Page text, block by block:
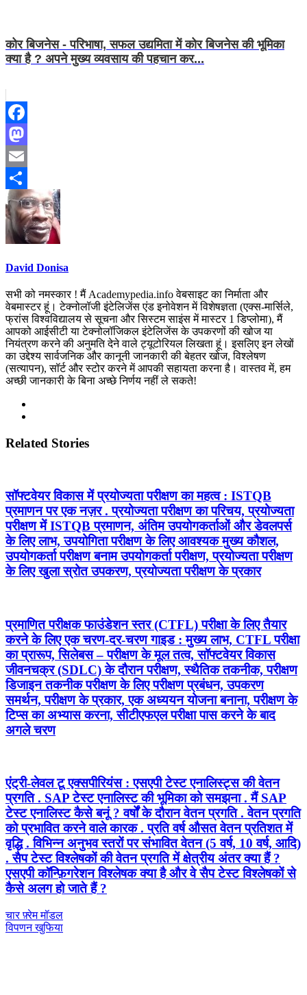
कोर बिजनेस - परिभाषा, सफल उद्यमिता में कोर बिजनेस की भूमिका
क्या है ? अपने मुख्य व्यवसाय की पहचान कर...
Facebook
Mastodon
Email
Share
David Donisa
सभी को नमस्कार ! मैं Academypedia.info वेबसाइट का निर्माता और
वेबमास्टर हूं। टेक्नोलॉजी इंटेलिजेंस एंड इनोवेशन में विशेषज्ञता (एक्स-मार्सिले,
फ्रांस विश्वविद्यालय से सूचना और सिस्टम साइंस में मास्टर 1 डिप्लोमा), मैं
आपको आईसीटी या टेक्नोलॉजिकल इंटेलिजेंस के उपकरणों की खोज या
नियंत्रण करने की अनुमति देने वाले ट्यूटोरियल लिखता हूं। इसलिए इन लेखों
का उद्देश्य सार्वजनिक और कानूनी जानकारी की बेहतर खोज, विश्लेषण
(सत्यापन), सॉर्ट और स्टोर करने में आपकी सहायता करना है। वास्तव में, हम
अच्छी जानकारी के बिना अच्छे निर्णय नहीं ले सकते!
Related Stories
सॉफ्टवेयर विकास में प्रयोज्यता परीक्षण का महत्व : ISTQB
प्रमाणन पर एक नज़र . प्रयोज्यता परीक्षण का परिचय, प्रयोज्यता
परीक्षण में ISTQB प्रमाणन, अंतिम उपयोगकर्ताओं और डेवलपर्स
के लिए लाभ, उपयोगिता परीक्षण के लिए आवश्यक मुख्य कौशल,
उपयोगकर्ता परीक्षण बनाम उपयोगकर्ता परीक्षण, प्रयोज्यता परीक्षण
के लिए खुला स्रोत उपकरण, प्रयोज्यता परीक्षण के प्रकार
प्रमाणित परीक्षक फाउंडेशन स्तर (CTFL) परीक्षा के लिए तैयार
करने के लिए एक चरण-दर-चरण गाइड : मुख्य लाभ, CTFL परीक्षा
का प्रारूप, सिलेबस – परीक्षण के मूल तत्व, सॉफ्टवेयर विकास
जीवनचक्र (SDLC) के दौरान परीक्षण, स्थैतिक तकनीक, परीक्षण
डिजाइन तकनीक परीक्षण के लिए परीक्षण प्रबंधन, उपकरण
समर्थन, परीक्षण के प्रकार, एक अध्ययन योजना बनाना, परीक्षण के
टिप्स का अभ्यास करना, सीटीएफएल परीक्षा पास करने के बाद
अगले चरण
एंट्री-लेवल टू एक्सपीरियंस : एसएपी टेस्ट एनालिस्ट्स की वेतन
प्रगति . SAP टेस्ट एनालिस्ट की भूमिका को समझना . मैं SAP
टेस्ट एनालिस्ट कैसे बनूं ? वर्षों के दौरान वेतन प्रगति . वेतन प्रगति
को प्रभावित करने वाले कारक . प्रति वर्ष औसत वेतन प्रतिशत में
वृद्धि . विभिन्न अनुभव स्तरों पर संभावित वेतन (5 वर्ष, 10 वर्ष, आदि)
. सैप टेस्ट विश्लेषकों की वेतन प्रगति में क्षेत्रीय अंतर क्या हैं ?
एसएपी कॉन्फ़िगरेशन विश्लेषक क्या है और वे सैप टेस्ट विश्लेषकों से
कैसे अलग हो जाते हैं ?
पोस्ट
नेविगेशन
Previous
Post
चार फ़्रेम मॉडल
Next
विपणन खुफिया